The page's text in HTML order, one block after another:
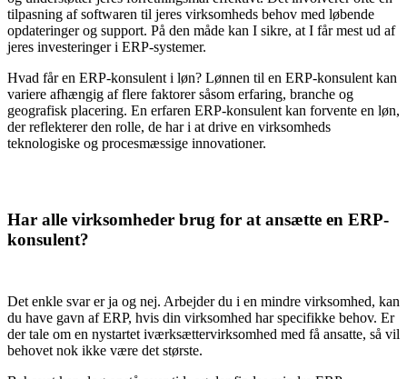
tilpasning af softwaren til jeres virksomheds behov med løbende
opdateringer og support. På den måde kan I sikre, at I får mest ud af
jeres investeringer i ERP-systemer.
Hvad får en ERP-konsulent i løn? Lønnen til en ERP-konsulent kan
variere afhængig af flere faktorer såsom erfaring, branche og
geografisk placering. En erfaren ERP-konsulent kan forvente en løn,
der reflekterer den rolle, de har i at drive en virksomheds
teknologiske og procesmæssige innovationer.
Har alle virksomheder brug for at ansætte en ERP-
konsulent?
Det enkle svar er ja og nej. Arbejder du i en mindre virksomhed, kan
du have gavn af ERP, hvis din virksomhed har specifikke behov. Er
der tale om en nystartet iværksættervirksomhed med få ansatte, så vil
behovet nok ikke være det største.